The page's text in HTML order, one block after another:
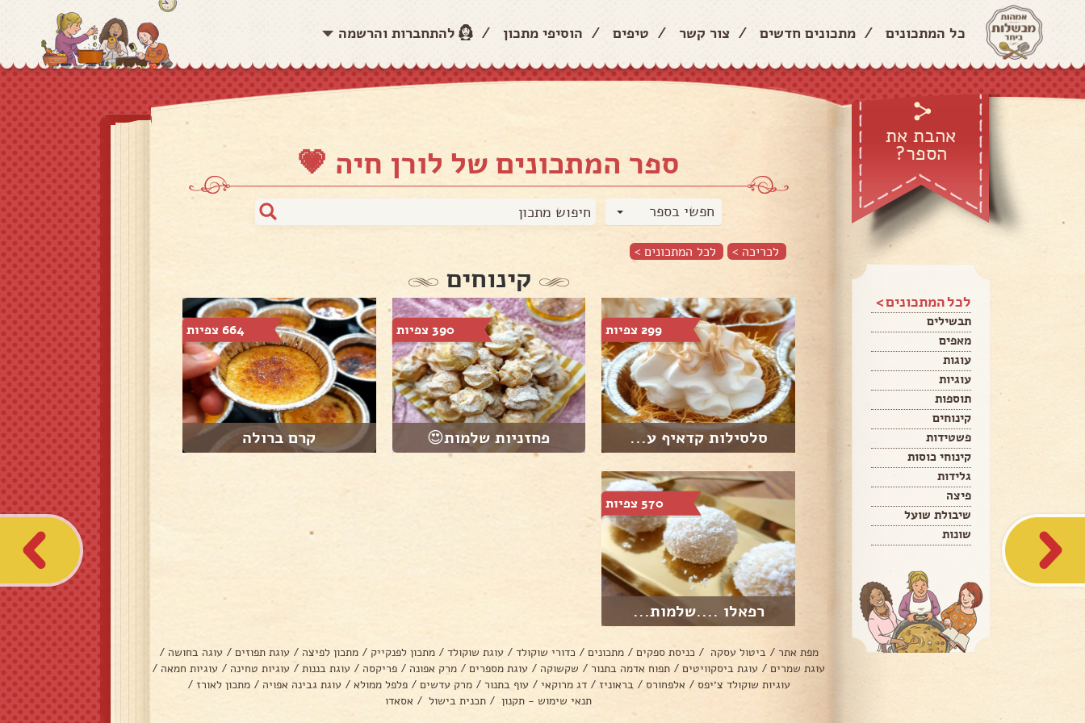
כל המתכונים / מתכונים חדשים / צור קשר / טיפים / הוסיפי מתכון / להתחברות והרשמה
אהבת את
הספר?
לכל המתכונים >
תבשילים
מאפים
עוגות
עוגיות
תוספות
קינוחים
פשטידות
קינוחי כוסות
גלידות
פיצה
שיבולת שועל
שונות
ספר המתכונים של לורן חיה 💗
חפשי בספר
לכריכה > לכל המתכונים >
קינוחים
299 צפיות
סלסילות קדאיף ע...
390 צפיות
פחזניות שלמות😍
664 צפיות
קרם ברולה
570 צפיות
רפאלו ....שלמות...
מפת אתר / ביטול עסקה / כניסת ספקים / מתכונים / כדורי שוקולד / עוגת שוקולד / מתכון לפנקייק / מתכון לפיצה / עוגת תפוזים / עוגה בחושה /
עוגת שמרים / עוגת ביסקוויטים / תפוח אדמה בתנור / שקשוקה / עוגת מספרים / מרק אפונה / פריקסה / עוגת בננות / עוגיות טחינה / עוגיות חמאה /
עוגיות שוקולד צ׳יפס / אלפחורס / בראוניז / דג מרוקאי / עוף בתנור / מרק עדשים / פלפל ממולא / עוגת גבינה אפויה / מתכון לאורז /
תנאי שימוש - תקנון / תכנית בישול / אסאדו